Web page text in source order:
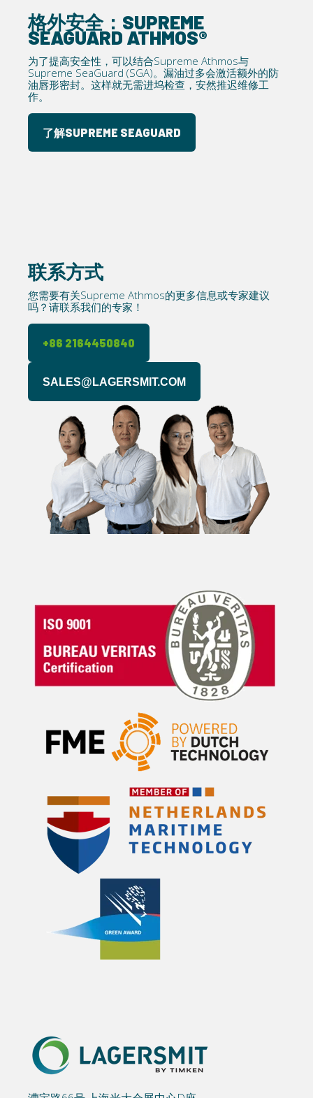
格外安全：SUPREME
SEAGUARD ATHMOS®
为了提高安全性，可以结合Supreme Athmos与
Supreme SeaGuard (SGA)。漏油过多会激活额外的防
油唇形密封。这样就无需进坞检查，安然推迟维修工
作。
了解SUPREME SEAGUARD
联系方式
您需要有关Supreme Athmos的更多信息或专家建议
吗？请联系我们的专家！
+86 2164450840
SALES@LAGERSMIT.COM